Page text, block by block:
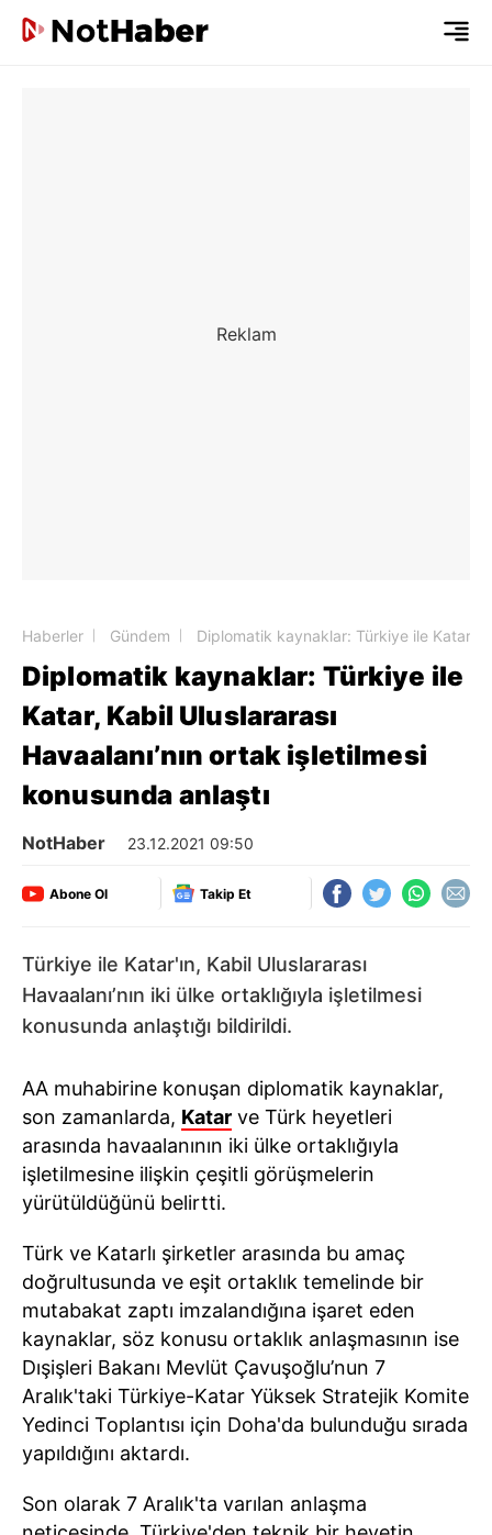
Haberler Gündem Diplomatik kaynaklar: Türkiye ile Katar,
Diplomatik kaynaklar: Türkiye ile
Katar, Kabil Uluslararası
Havaalanı’nın ortak işletilmesi
konusunda anlaştı
NotHaber 23.12.2021 09:50
Abone Ol Takip Et
Türkiye ile Katar'ın, Kabil Uluslararası
Havaalanı’nın iki ülke ortaklığıyla işletilmesi
konusunda anlaştığı bildirildi.
AA muhabirine konuşan diplomatik kaynaklar,
son zamanlarda, Katar ve Türk heyetleri
arasında havaalanının iki ülke ortaklığıyla
işletilmesine ilişkin çeşitli görüşmelerin
yürütüldüğünü belirtti.
Türk ve Katarlı şirketler arasında bu amaç
doğrultusunda ve eşit ortaklık temelinde bir
mutabakat zaptı imzalandığına işaret eden
kaynaklar, söz konusu ortaklık anlaşmasının ise
Dışişleri Bakanı Mevlüt Çavuşoğlu’nun 7
Aralık'taki Türkiye-Katar Yüksek Stratejik Komite
Yedinci Toplantısı için Doha'da bulunduğu sırada
yapıldığını aktardı.
Son olarak 7 Aralık'ta varılan anlaşma